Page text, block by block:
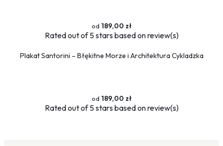
189,00 zł
Ratedout of 5 stars based onreview(s)
Plakat Santorini – Błękitne Morze i Architektura Cykladzka
189,00 zł
Ratedout of 5 stars based onreview(s)